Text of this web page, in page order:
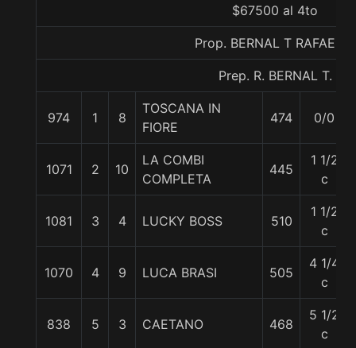
$67500 al 4to
Prop. BERNAL T RAFAEL A
Prep. R. BERNAL T.
974 1 8
TOSCANA IN
FIORE
474 0/0
1071 2 10
LA COMBI
COMPLETA
445
1 1/2
c
1081 3 4 LUCKY BOSS 510
1 1/2
c
1070 4 9 LUCA BRASI 505
4 1/4
c
838 5 3 CAETANO 468
5 1/2
c